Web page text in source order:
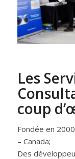
Les
coup
Fondée en
– Canada;
Des